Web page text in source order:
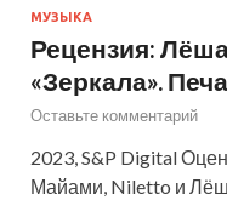
МУЗЫКА
Рецензия:
«Зеркала».
Оставьте комментарий
2023, S&P Digital
Майами, Niletto и